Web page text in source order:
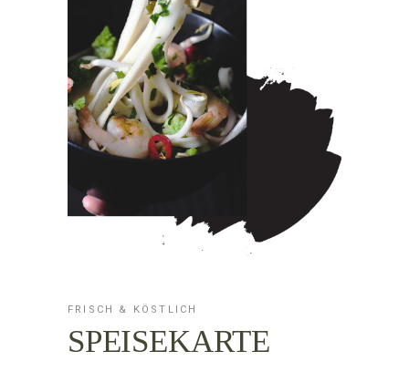
FRISCH & KÖSTLICH
SPEISEKARTE